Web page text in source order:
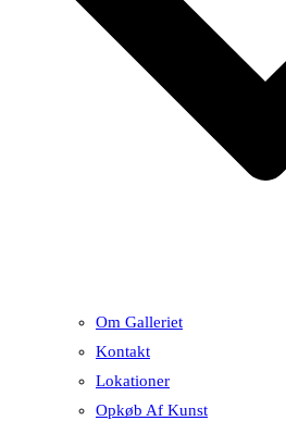
Om Galleriet
Kontakt
Lokationer
Opkøb Af Kunst